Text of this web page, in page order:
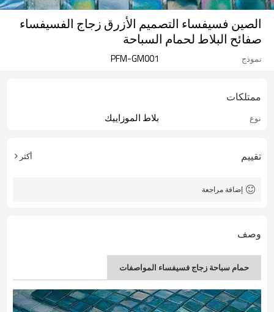
الصين فسيفساء التصميم الأزرق زجاج الفسيفساء
صفائح البلاط لحمام السباحة
نموذج PFM-GM001
ممتلكات
نوع بلاط الموزاييك
تقييم أكثر
إضافة مراجعة
وصف
حمام سباحة زجاج فسيفساء المواصفات